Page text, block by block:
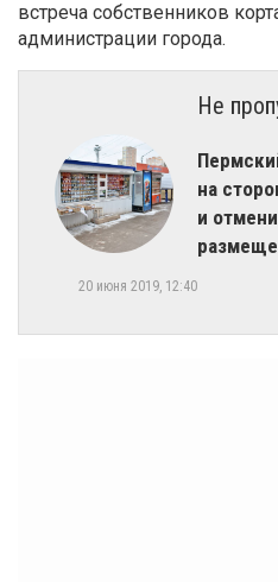
встреча собственников
администрации города.
Не
на
и
20 июня 2019, 12:40